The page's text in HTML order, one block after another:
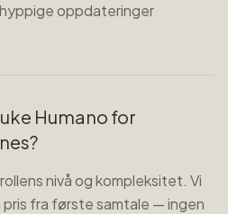
oppdateringer
Humano for
nivå og kompleksitet. Vi
fra første samtale — ingen